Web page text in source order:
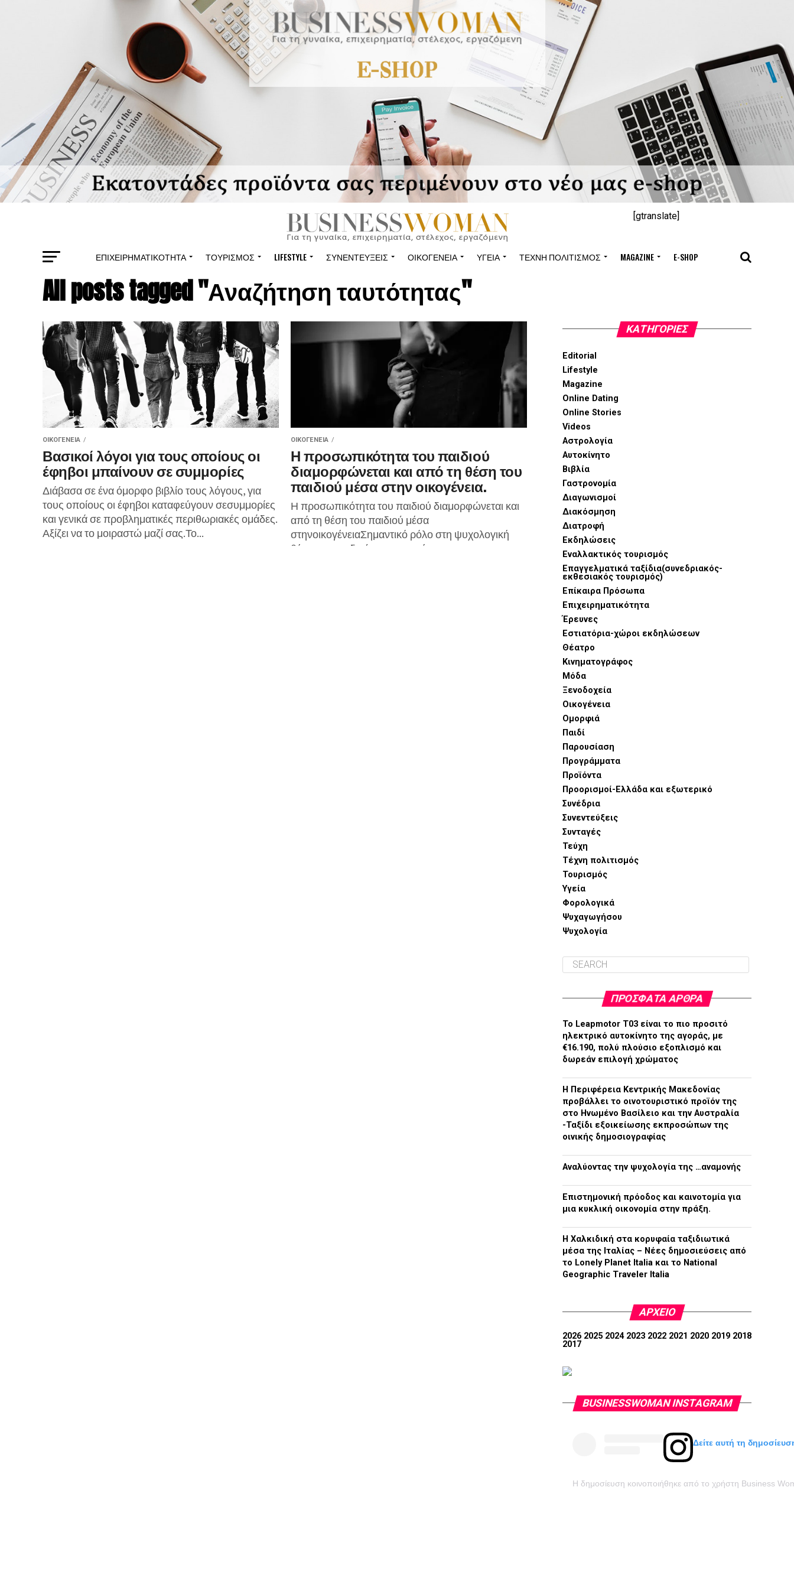
[gtranslate]
ΕΠΙΧΕΙΡΗΜΑΤΙΚΌΤΗΤΑ ΤΟΥΡΙΣΜΌΣ LIFESTYLE ΣΥΝΕΝΤΕΎΞΕΙΣ ΟΙΚΟΓΈΝΕΙΑ ΥΓΕΊΑ ΤΈΧΝΗ ΠΟΛΙΤΙΣΜΌΣ MAGAZINE E-SHOP
All posts tagged "Αναζήτηση ταυτότητας"
ΟΙΚΟΓΈΝΕΙΑ
Βασικοί λόγοι για τους οποίους οι
έφηβοι μπαίνουν σε συμμορίες
Διάβασα σε ένα όμορφο βιβλίο τους λόγους, για
τους οποίους οι έφηβοι καταφεύγουν σεσυμμορίες
και γενικά σε προβληματικές περιθωριακές ομάδες.
Αξίζει να το μοιραστώ μαζί σας.Το...
ΟΙΚΟΓΈΝΕΙΑ
Η προσωπικότητα του παιδιού
διαμορφώνεται και από τη θέση του
παιδιού μέσα στην οικογένεια.
Η προσωπικότητα του παιδιού διαμορφώνεται και
από τη θέση του παιδιού μέσα
στηνοικογένειαΣημαντικό ρόλο στη ψυχολογική
θέση του παιδιού στην οικογένεια και στην
KΑΤΗΓΟΡΊΕΣ
Editorial
Lifestyle
Magazine
Online Dating
Online Stories
Videos
Αστρολογία
Αυτοκίνητο
Βιβλία
Γαστρονομία
Διαγωνισμοί
Διακόσμηση
Διατροφή
Εκδηλώσεις
Εναλλακτικός τουρισμός
Επαγγελματικά ταξίδια(συνεδριακός-
εκθεσιακός τουρισμός)
Επίκαιρα Πρόσωπα
Επιχειρηματικότητα
Έρευνες
Εστιατόρια-χώροι εκδηλώσεων
Θέατρο
Κινηματογράφος
Μόδα
Ξενοδοχεία
Οικογένεια
Ομορφιά
Παιδί
Παρουσίαση
Προγράμματα
Προϊόντα
Προορισμοί-Ελλάδα και εξωτερικό
Συνέδρια
Συνεντεύξεις
Συνταγές
Τεύχη
Τέχνη πολιτισμός
Τουρισμός
Υγεία
Φορολογικά
Ψυχαγωγήσου
Ψυχολογία
ΠΡΌΣΦΑΤΑ ΆΡΘΡΑ
Το Leapmotor T03 είναι το πιο προσιτό
ηλεκτρικό αυτοκίνητο της αγοράς, με
€16.190, πολύ πλούσιο εξοπλισμό και
δωρεάν επιλογή χρώματος
H Περιφέρεια Κεντρικής Μακεδονίας
προβάλλει το οινοτουριστικό προϊόν της
στο Ηνωμένο Βασίλειο και την Αυστραλία
-Ταξίδι εξοικείωσης εκπροσώπων της
οινικής δημοσιογραφίας
Αναλύοντας την ψυχολογία της …αναμονής
Επιστημονική πρόοδος και καινοτομία για
μια κυκλική οικονομία στην πράξη.
Η Χαλκιδική στα κορυφαία ταξιδιωτικά
μέσα της Ιταλίας – Νέες δημοσιεύσεις από
το Lonely Planet Italia και το National
Geographic Traveler Italia
ΑΡΧΕΊΟ
2026 2025 2024 2023 2022 2021 2020 2019 2018
2017
BUSINESSWOMAN INSTAGRAM
Δείτε αυτή τη
Η δημοσίευση κοινοποιήθηκε από το χρήστη Business